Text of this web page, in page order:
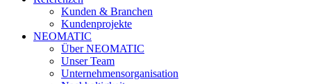
Kunden & Branchen
Kundenprojekte
NEOMATIC
Über NEOMATIC
Unser Team
Unternehmensorganisation